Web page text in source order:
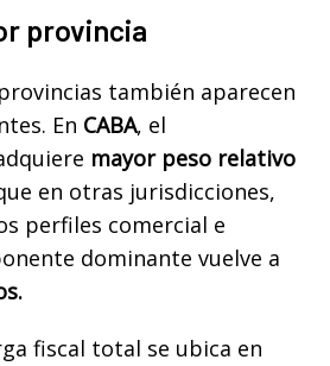
provincia
también aparecen
En CABA, el
mayor peso relativo
en otras jurisdicciones,
perfiles comercial e
dominante vuelve a
fiscal total se ubica en